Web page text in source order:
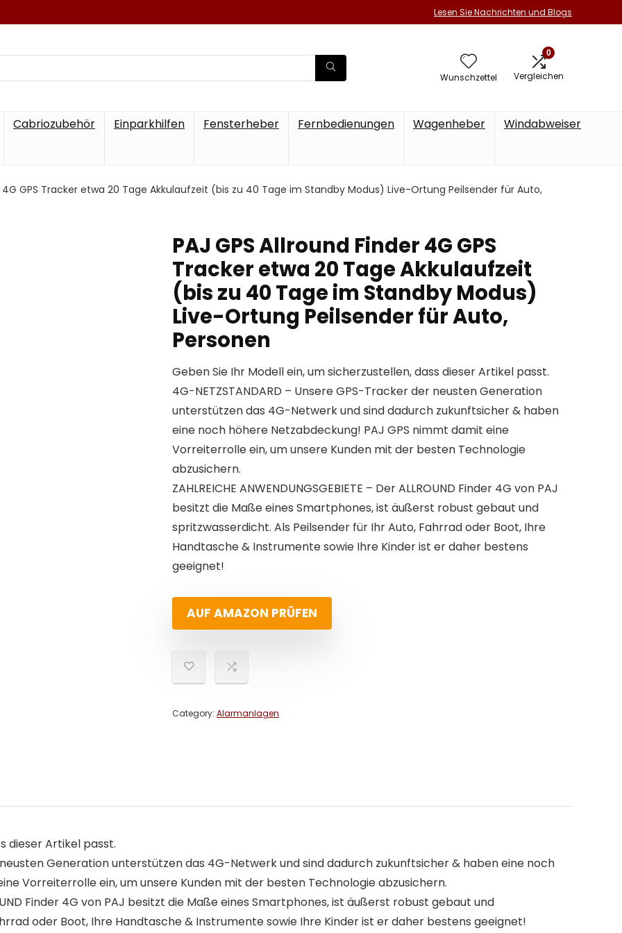
Lesen Sie Nachrichten und Blogs
Wunschzettel
0
Vergleichen
Cabriozubehör Einparkhilfen Fensterheber Fernbedienungen Wagenheber Windabweiser
4G GPS Tracker etwa 20 Tage Akkulaufzeit (bis zu 40 Tage im Standby Modus) Live-Ortung Peilsender für Auto,
PAJ GPS Allround Finder 4G GPS
Tracker etwa 20 Tage Akkulaufzeit
(bis zu 40 Tage im Standby Modus)
Live-Ortung Peilsender für Auto,
Personen
Geben Sie Ihr Modell ein, um sicherzustellen, dass dieser Artikel passt.
4G-NETZSTANDARD – Unsere GPS-Tracker der neusten Generation
unterstützen das 4G-Netwerk und sind dadurch zukunftsicher & haben
eine noch höhere Netzabdeckung! PAJ GPS nimmt damit eine
Vorreiterrolle ein, um unsere Kunden mit der besten Technologie
abzusichern.
ZAHLREICHE ANWENDUNGSGEBIETE – Der ALLROUND Finder 4G von PAJ
besitzt die Maße eines Smartphones, ist äußerst robust gebaut und
spritzwasserdicht. Als Peilsender für Ihr Auto, Fahrrad oder Boot, Ihre
Handtasche & Instrumente sowie Ihre Kinder ist er daher bestens
geeignet!
AUF AMAZON PRÜFEN
Category: Alarmanlagen
dieser Artikel passt.
neusten Generation unterstützen das 4G-Netwerk und sind dadurch zukunftsicher & haben eine noch
Vorreiterrolle ein, um unsere Kunden mit der besten Technologie abzusichern.
Finder 4G von PAJ besitzt die Maße eines Smartphones, ist äußerst robust gebaut und
oder Boot, Ihre Handtasche & Instrumente sowie Ihre Kinder ist er daher bestens geeignet!